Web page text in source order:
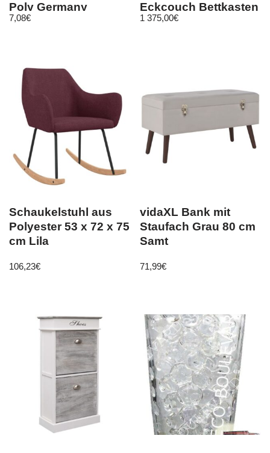
Poly Germany
7,08€
Eckcouch Bettkasten
Ecksofa
1 375,00€
Schaukelstuhl aus
Polyester 53 x 72 x 75
cm Lila
106,23€
vidaXL Bank mit
Staufach Grau 80 cm
Samt
71,99€